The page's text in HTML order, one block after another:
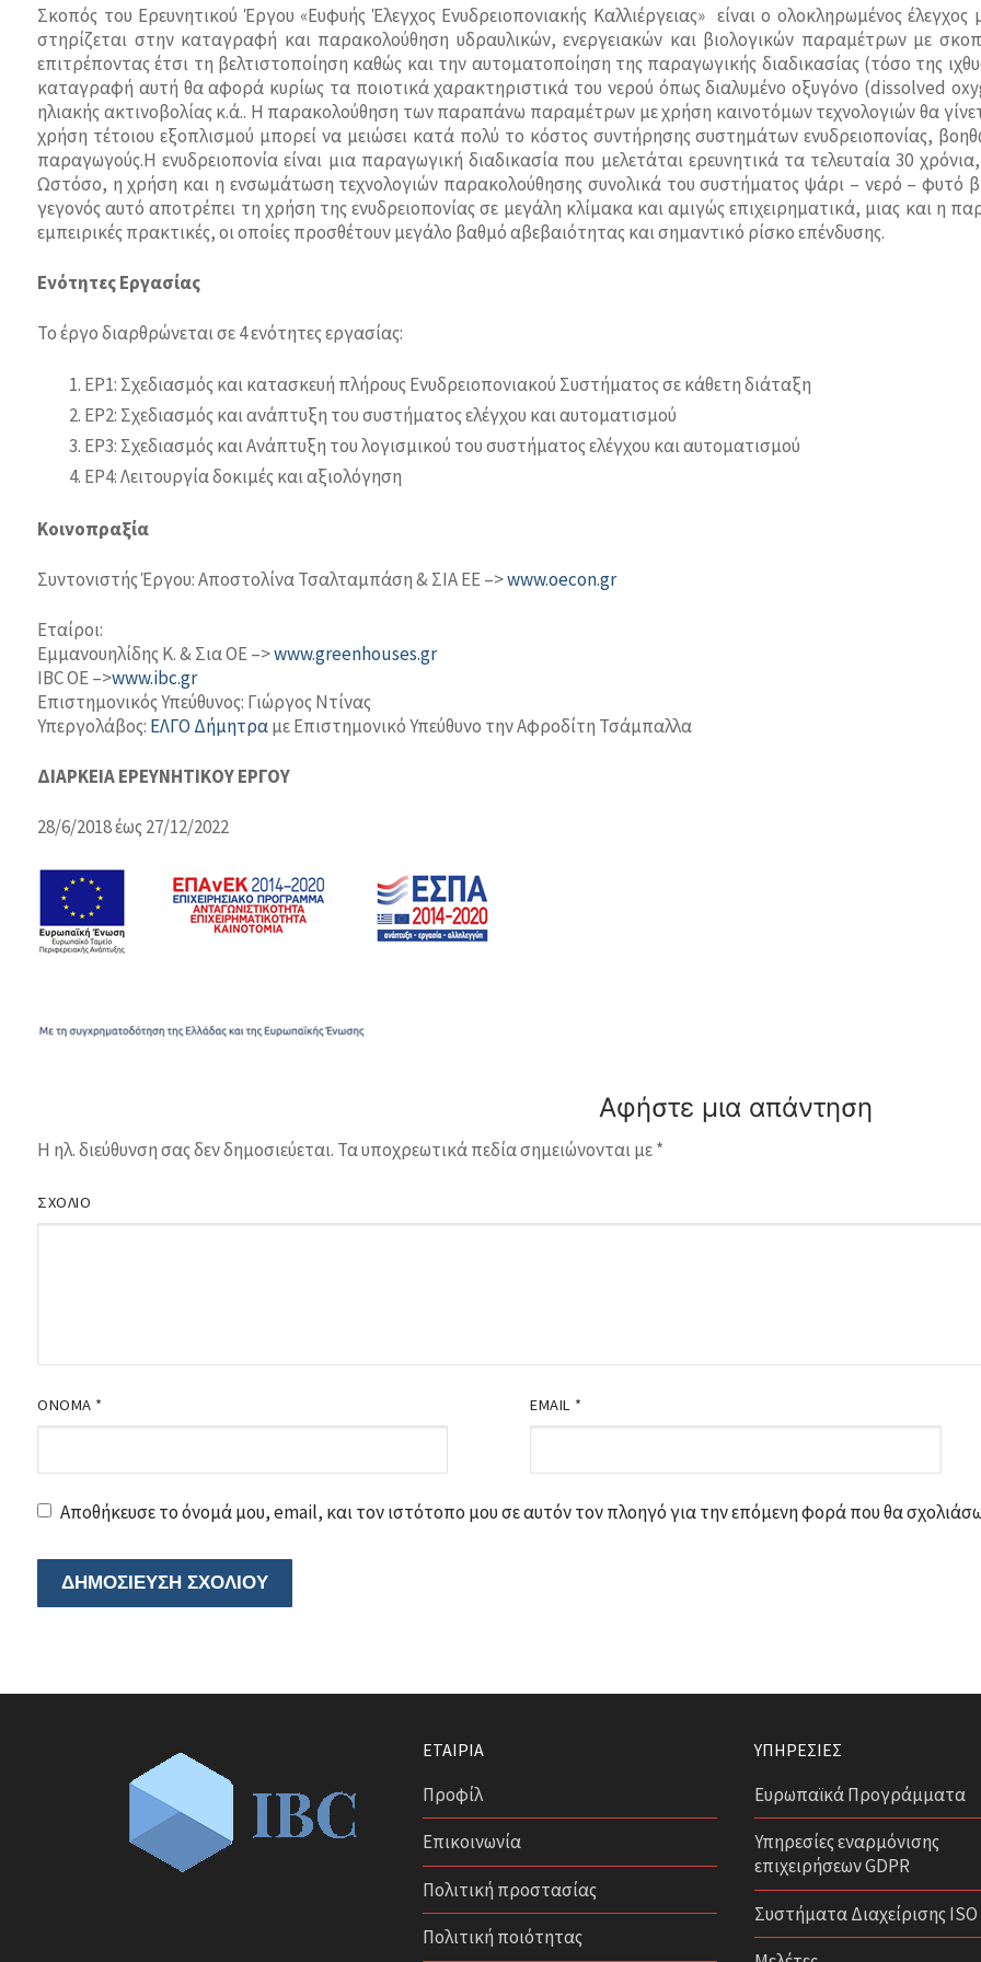
Σκοπός του Ερευνητικού Έργου «Ευφυής Έλεγχος Ενυδρειοπονιακής Καλλιέργειας» είναι ο ολοκληρωμένος έλεγχος
στηρίζεται στην καταγραφή και παρακολούθηση υδραυλικών, ενεργειακών και βιολογικών παραμέτρων με
επιτρέποντας έτσι τη βελτιστοποίηση καθώς και την αυτοματοποίηση της παραγωγικής διαδικασίας (τόσο της
καταγραφή αυτή θα αφορά κυρίως τα ποιοτικά χαρακτηριστικά του νερού όπως διαλυμένο οξυγόνο (dissolved
ηλιακής ακτινοβολίας κ.ά.. Η παρακολούθηση των παραπάνω παραμέτρων με χρήση καινοτόμων τεχνολογιών θα
χρήση τέτοιου εξοπλισμού μπορεί να μειώσει κατά πολύ το κόστος συντήρησης συστημάτων ενυδρειοπονίας,
παραγωγούς.Η ενυδρειοπονία είναι μια παραγωγική διαδικασία που μελετάται ερευνητικά τα τελευταία 30
Ωστόσο, η χρήση και η ενσωμάτωση τεχνολογιών παρακολούθησης συνολικά του συστήματος ψάρι – νερό – φυτό
γεγονός αυτό αποτρέπει τη χρήση της ενυδρειοπονίας σε μεγάλη κλίμακα και αμιγώς επιχειρηματικά, μιας και η
εμπειρικές πρακτικές, οι οποίες προσθέτουν μεγάλο βαθμό αβεβαιότητας και σημαντικό ρίσκο επένδυσης.
Ενότητες Εργασίας
Το έργο διαρθρώνεται σε 4 ενότητες εργασίας:
ΕΡ1: Σχεδιασμός και κατασκευή πλήρους Ενυδρειοπονιακού Συστήματος σε κάθετη διάταξη
ΕΡ2: Σχεδιασμός και ανάπτυξη του συστήματος ελέγχου και αυτοματισμού
ΕΡ3: Σχεδιασμός και Ανάπτυξη του λογισμικού του συστήματος ελέγχου και αυτοματισμού
ΕΡ4: Λειτουργία δοκιμές και αξιολόγηση
Κοινοπραξία
Συντονιστής Έργου: Αποστολίνα Τσαλταμπάση & ΣΙΑ ΕΕ –>www.oecon.gr
Εταίροι:
Εμμανουηλίδης Κ. & Σια ΟΕ –>www.greenhouses.gr
IBC ΟΕ –>www.ibc.gr
Επιστημονικός Υπεύθυνος: Γιώργος Ντίνας
Υπεργολάβος: ΕΛΓΟ Δήμητραμε Επιστημονικό Υπεύθυνο την Αφροδίτη Τσάμπαλλα
ΔΙΑΡΚΕΙΑ EΡEYNHTIKOYEΡΓΟΥ
28/6/2018 έως 27/12/2022
Αφήστε μια απάντηση
Η ηλ. διεύθυνση σας δεν δημοσιεύεται. Τα υποχρεωτικά πεδία σημειώνονται με*
ΣΧΌΛΙΟ
ΌΝΟΜΑ * EMAIL *
Αποθήκευσε το όνομά μου, email, και τον ιστότοπο μου σε αυτόν τον πλοηγό για την επόμενη φορά που θα
ΕΤΑΙΡΊΑ
Προφίλ
Επικοινωνία
Πολιτική προστασίας
Πολιτική ποιότητας
ΥΠΗΡΕΣΊΕΣ
Ευρωπαϊκά Προγράμματα
Υπηρεσίες εναρμόνισης
επιχειρήσεων GDPR
Συστήματα Διαχείρισης ISO